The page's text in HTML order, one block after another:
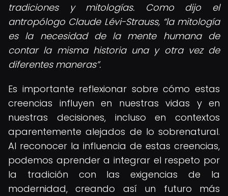
tradiciones y mitologías. Como dijo el
antropólogo Claude Lévi-Strauss, la mitología
es la necesidad de la mente humana de
contar la misma historia una y otra vez de
diferentes maneras .
Es importante reflexionar sobre cómo estas
creencias influyen en nuestras vidas y en
nuestras decisiones, incluso en contextos
aparentemente alejados de lo sobrenatural.
Al reconocer la influencia de estas creencias,
podemos aprender a integrar el respeto por
la tradición con las exigencias de la
modernidad, creando así un futuro más